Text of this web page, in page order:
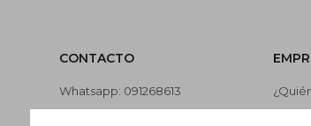
CONTACTO
Whatsapp: 091268613